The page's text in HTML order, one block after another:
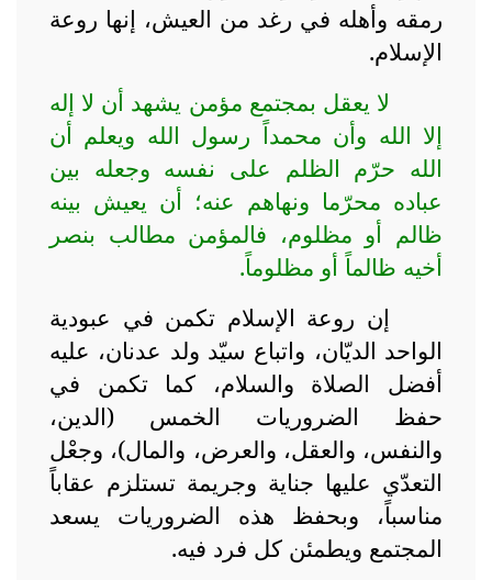
رمقه وأهله في رغد من العيش، إنها روعة
الإسلام.
لا يعقل بمجتمع مؤمن يشهد أن لا إله
إلا الله وأن محمداً رسول الله ويعلم أن
الله حرّم الظلم على نفسه وجعله بين
عباده محرّما ونهاهم عنه؛ أن يعيش بينه
ظالم أو مظلوم، فالمؤمن مطالب بنصر
أخيه ظالماً أو مظلوماً.
إن روعة الإسلام تكمن في عبودية
الواحد الديّان، واتباع سيّد ولد عدنان، عليه
أفضل الصلاة والسلام، كما تكمن في
حفظ الضروريات الخمس (الدين،
والنفس، والعقل، والعرض، والمال)، وجعْل
التعدّي عليها جناية وجريمة تستلزم عقاباً
مناسباً، وبحفظ هذه الضروريات يسعد
المجتمع ويطمئن كل فرد فيه.